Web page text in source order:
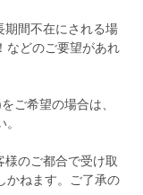
期間不在にされる場
などのご要望があれ
ご希望の場合は、
様のご都合で受け取
かねます。ご了承の